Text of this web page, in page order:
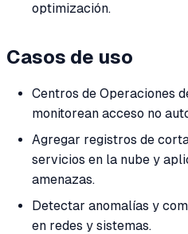
optimización.
Casos de uso
Centros de Operaciones
monitorean acceso no
Agregar registros de
servicios en la nube y
amenazas.
Detectar anomalías y
en redes y sistemas.